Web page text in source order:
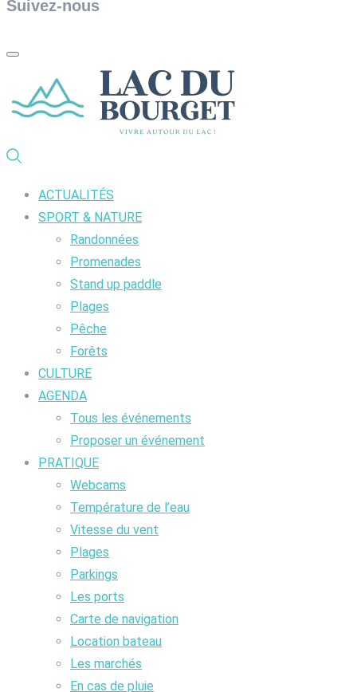
Suivez-nous
ACTUALITÉS
SPORT & NATURE
Randonnées
Promenades
Stand up paddle
Plages
Pêche
Forêts
CULTURE
AGENDA
Tous les événements
Proposer un événement
PRATIQUE
Webcams
Température de l’eau
Vitesse du vent
Plages
Parkings
Les ports
Carte de navigation
Location bateau
Les marchés
En cas de pluie